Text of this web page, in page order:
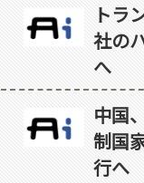
トラ
社の
へ
中国
制国
行へ